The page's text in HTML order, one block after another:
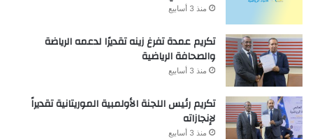
منذ 3 أسابيع
تكريم عمدة تفرغ زينه تقديرًا لدعمه الرياضة
والصحافة الرياضية
منذ 3 أسابيع
تكريم رئيس اللجنة الأولمبية الموريتانية تقديراً
لإنجازاته
منذ 3 أسابيع